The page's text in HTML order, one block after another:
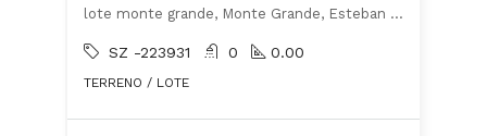
lote monte grande, Monte Grande, Esteban Echeverría
SZ -223931 0 0.00
TERRENO / LOTE